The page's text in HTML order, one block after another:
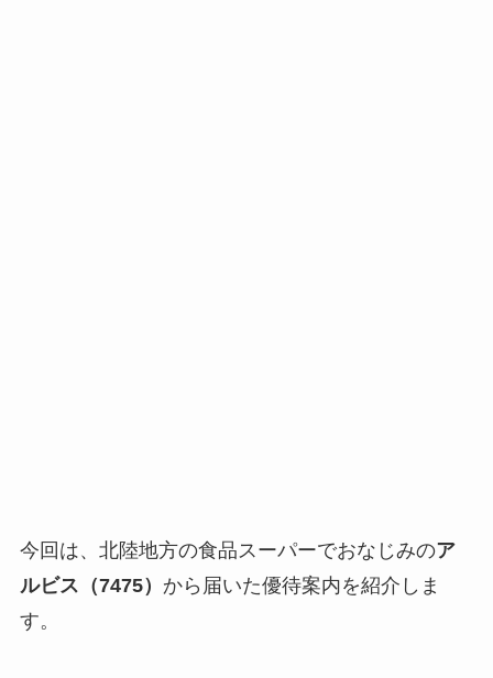
今回は、北陸地方の食品スーパーでおなじみのア
ルビス（7475） から届いた優待案内を紹介しま
す。